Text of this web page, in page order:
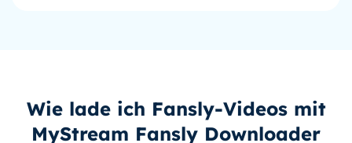
Wie lade ich Fansly-Videos mit
MyStream Fansly Downloader